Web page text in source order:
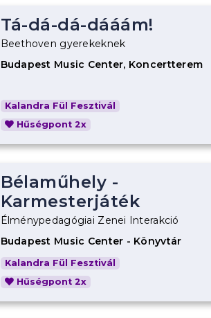
Tá-dá-dá-dááám!
Beethoven gyerekeknek
Budapest Music Center, Koncertterem
Kalandra Fül Fesztivál
Hűségpont 2x
Bélaműhely -
Karmesterjáték
Élménypedagógiai Zenei Interakció
Budapest Music Center - Könyvtár
Kalandra Fül Fesztivál
Hűségpont 2x